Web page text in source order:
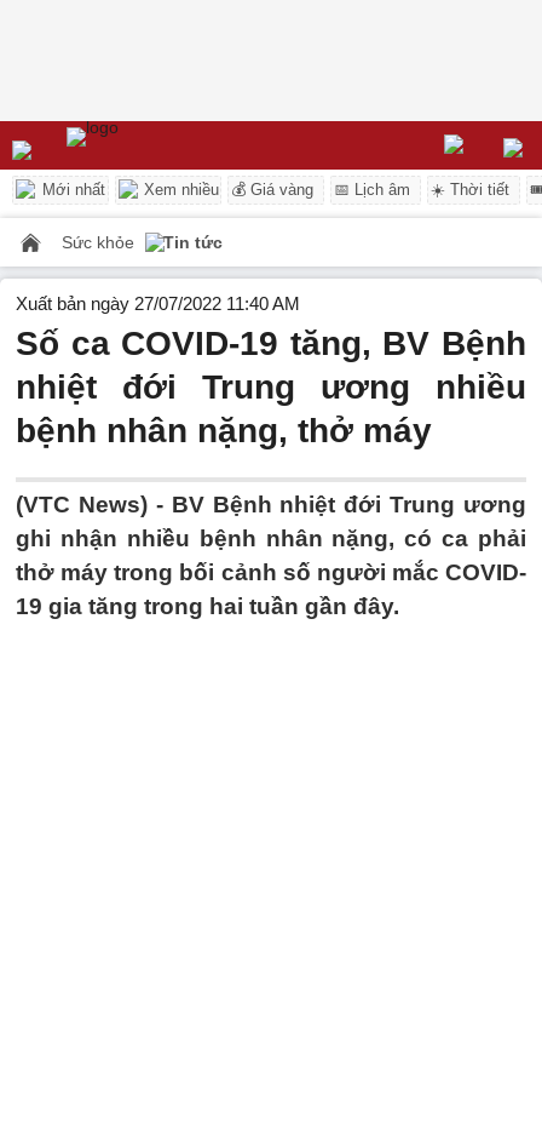
Mới nhất Xem nhiều 💰 Giá vàng 📅 Lịch âm ☀️ Thời tiết
Sức khỏe Tin tức
Xuất bản ngày 27/07/2022 11:40 AM
Số ca COVID-19 tăng, BV Bệnh
nhiệt đới Trung ương nhiều
bệnh nhân nặng, thở máy
(VTC News) - BV Bệnh nhiệt đới Trung ương
ghi nhận nhiều bệnh nhân nặng, có ca phải
thở máy trong bối cảnh số người mắc COVID-
19 gia tăng trong hai tuần gần đây.